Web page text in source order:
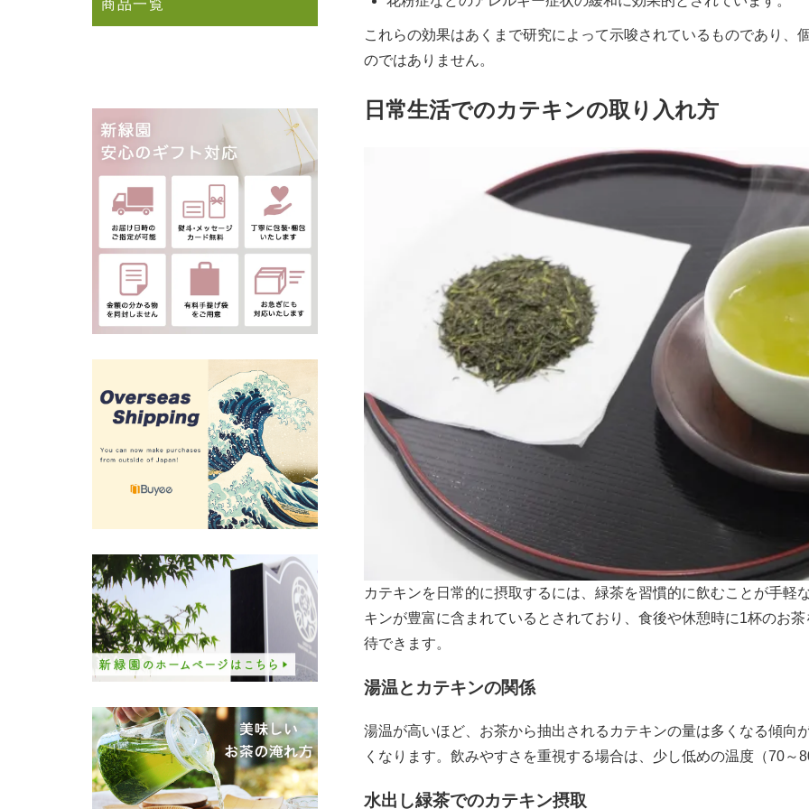
これらの効果はあくまで研究によって示唆されているものであり、
のではありません。
日常生活でのカテキンの取り入れ方
カテキンを日常的に摂取するには、緑茶を習慣的に飲むことが手軽
キンが豊富に含まれているとされており、食後や休憩時に1杯のお
待できます。
湯温とカテキンの関係
湯温が高いほど、お茶から抽出されるカテキンの量は多くなる傾向
くなります。飲みやすさを重視する場合は、少し低めの温度（70
水出し緑茶でのカテキン摂取
商品一覧